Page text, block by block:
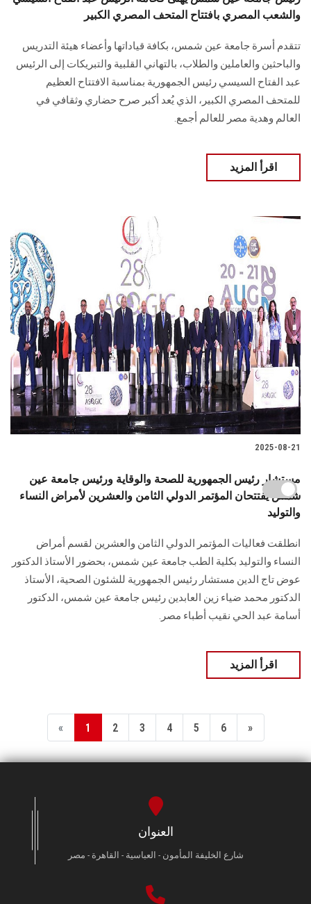
والشعب المصري بافتتاح المتحف المصري الكبير
تتقدم أسرة جامعة عين شمس، بكافة قياداتها وأعضاء هيئة التدريس
والباحثين والعاملين والطلاب، بالتهاني القلبية والتبريكات إلى الرئيس
عبد الفتاح السيسي رئيس الجمهورية بمناسبة الافتتاح العظيم
للمتحف المصري الكبير، الذي يُعد أكبر صرح حضاري وثقافي في
العالم وهدية مصر للعالم أجمع.
اقرأ المزيد
2025-08-21
مستشار رئيس الجمهورية للصحة والوقاية ورئيس جامعة عين
شمس يفتتحان المؤتمر الدولي الثامن والعشرين لأمراض النساء
والتوليد
انطلقت فعاليات المؤتمر الدولي الثامن والعشرين لقسم أمراض
النساء والتوليد بكلية الطب جامعة عين شمس، بحضور الأستاذ الدكتور
عوض تاج الدين مستشار رئيس الجمهورية للشئون الصحية، الأستاذ
الدكتور محمد ضياء زين العابدين رئيس جامعة عين شمس، الدكتور
أسامة عبد الحي نقيب أطباء مصر.
اقرأ المزيد
« 1 2 3 4 5 6 »
العنوان
شارع الخليفة المأمون - العباسية - القاهرة - مصر